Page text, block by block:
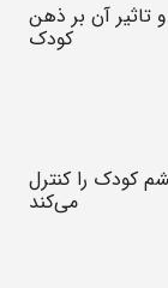
تاثیر آن بر ذهن
کودک
کودک را کنترل
می‌کند